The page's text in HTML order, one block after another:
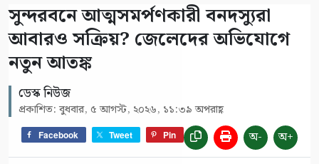
সুন্দরবনে আত্মসমর্পণকারী বনদস্যুরা
আবারও সক্রিয়? জেলেদের অভিযোগে
নতুন আতঙ্ক
ডেস্ক নিউজ
প্রকাশিত: বুধবার, ৫ আগস্ট, ২০২৬, ১১:৩৯ অপরাহ্ণ
Facebook Tweet Pin অ- অ+